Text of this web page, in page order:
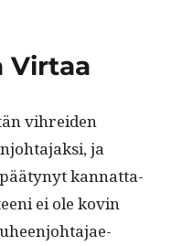
Virtaa
vihrei­den
ja
kan­nat­ta­
ei ole kovin